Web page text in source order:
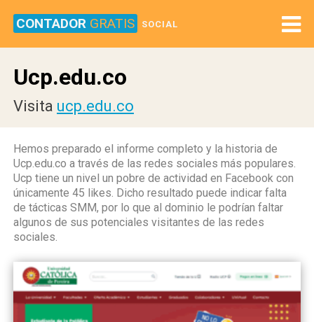
CONTADOR GRATIS SOCIAL
Ucp.edu.co
Visita ucp.edu.co
Hemos preparado el informe completo y la historia de
Ucp.edu.co a través de las redes sociales más populares.
Ucp tiene un nivel un pobre de actividad en Facebook con
únicamente 45 likes. Dicho resultado puede indicar falta
de tácticas SMM, por lo que al dominio le podrían faltar
algunos de sus potenciales visitantes de las redes
sociales.